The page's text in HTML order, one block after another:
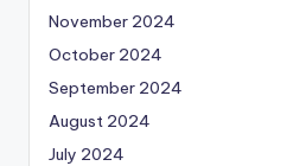
November 2024
October 2024
September 2024
August 2024
July 2024